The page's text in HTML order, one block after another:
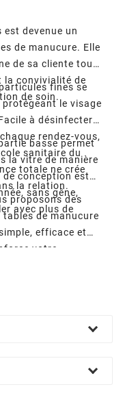
devenue un
de manucure. Elle
de sa cliente tout
la convivialité de
de soin.
fines se
le visage
à désinfecter
rendez-vous,
sanitaire du
totale ne crée
la relation.
basse permet
la vitre de manière
conception est
sans gêne,
avec plus de
proposons des
de manucure
efficace et
votre